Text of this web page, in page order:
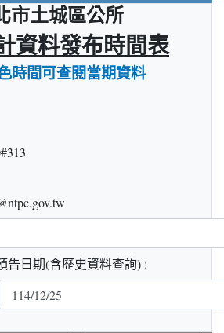
市土城區公所
資料發布時間表
時間可查閱當期資料
告日期(含歷史資料查詢) :